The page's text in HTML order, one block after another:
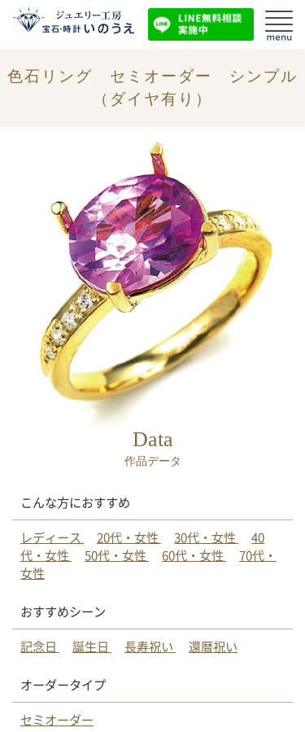
色石リング セミオーダー シンプル
（ダイヤ有り）
Data
作品データ
こんな方におすすめ
レディース
20代・女性 30代・女性
40
代・女性
50代・女性 60代・女性
70代・
女性
おすすめシーン
記念日
誕生日 長寿祝い 還暦祝い
オーダータイプ
セミオーダー